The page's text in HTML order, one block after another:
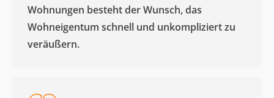
Wohnungen besteht der Wunsch, das
Wohneigentum schnell und unkompliziert zu
veräußern. ​